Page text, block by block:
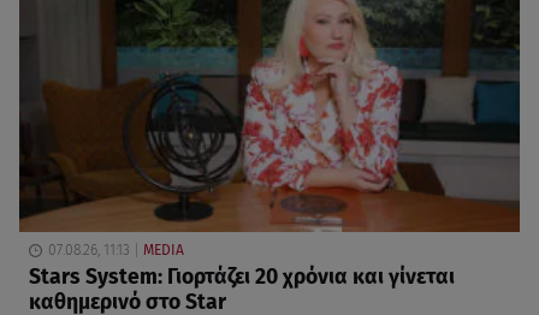
07.08.26, 11:13 MEDIA
Stars System: Γιορτάζει 20 χρόνια και γίνεται
καθημερινό στο Star